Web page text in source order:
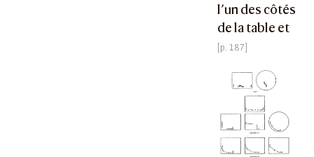
l’un des côtés
de la table et